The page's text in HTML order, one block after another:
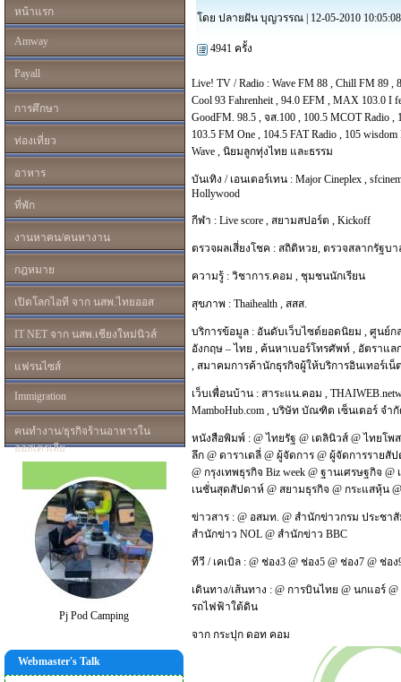
หน้าแรก
Amway
Payall
การศึกษา
ท่องเที่ยว
อาหาร
ที่พัก
งานหาคน/คนหางาน
กฎหมาย
เปิดโลกไอที จาก นสพ.ไทยออส
IT NET จาก นสพ.เชียงใหม่นิวส์
แฟรนไซส์
Immigration
คนทำงาน/ธุรกิจร้านอาหารใน
ออสเตรเลีย
Pj Pod Camping
Webmaster's Talk
โดย ปลายฝัน บุญวรรณ | 12-05-2010 10:05:08
4941 ครั้ง
Live! TV / Radio : Wave FM 88 , Chill FM 89 ,
Cool 93 Fahrenheit, 94.0 EFM , MAX 103.0 I
GoodFM. 98.5 , จส.100 , 100.5 MCOT Radio ,
103.5 FM One , 104.5 FAT Radio , 105 wisdom
Wave , นิยมลูกทุ่งไทย และธรรม
บันเทิง / เอนเตอร์เทน : Major Cineplex ,
Hollywood
กีฬา : Live score , สยามสปอร์ต , Kickoff
ตรวจผลเสี่ยงโชค : สถิติหวย, ตรวจสลากรัฐบา
ความรู้ : วิชาการ.คอม , ชุมชนนักเรียน
สุขภาพ : Thaihealth , สสส.
บริการข้อมูล : อันดับเว็บไซต์ยอดนิยม , ศูนย์ก
อังกฤษ – ไทย , ค้นหาเบอร์โทรศัพท์ , อัตราแล
, สมาคมการค้านักธุรกิจผู้ให้บริการอินเทอร์เน็
เว็บเพื่อนบ้าน : สาระแน.คอม ,
MamboHub.com , บริษัท บัณฑิต เซ็นเตอร์ จำ
หนังสือพิมพ์ : @ ไทยรัฐ @ เดลินิวส์ @ ไทยโพ
ลึก @ ดาราเดลี่ @ ผู้จัดการ @ ผู้จัดการรายสั
@ กรุงเทพธุรกิจ Biz week @ ฐานเศรษฐกิจ @
เนชั่นสุดสัปดาห์ @ สยามธุรกิจ @ กระแสหุ้น
ข่าวสาร : @ อสมท. @ สำนักข่าวกรม ประชา
สำนักข่าว NOL @ สำนักข่าว BBC
ทีวี / เคเบิล : @ ช่อง3 @ ช่อง5 @ ช่อง7 @ ช่อง
เดินทาง/เส้นทาง : @ การบินไทย @ นกแอร์ @
รถไฟฟ้าใต้ดิน
จาก กระปุก ดอท คอม